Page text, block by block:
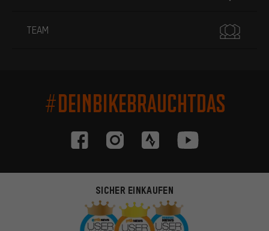
TEAM
#DEINBIKEBRAUCHTDAS
SICHER EINKAUFEN